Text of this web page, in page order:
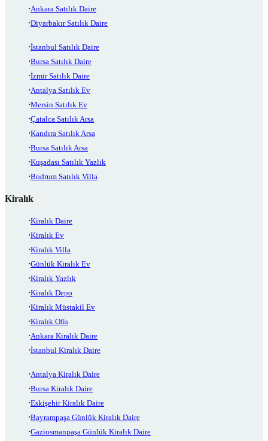
Ankara Satılık Daire
Diyarbakır Satılık Daire
İstanbul Satılık Daire
Bursa Satılık Daire
İzmir Satılık Daire
Antalya Satılık Ev
Mersin Satılık Ev
Çatalca Satılık Arsa
Kandıra Satılık Arsa
Bursa Satılık Arsa
Kuşadası Satılık Yazlık
Bodrum Satılık Villa
Kiralık
Kiralık Daire
Kiralık Ev
Kiralık Villa
Günlük Kiralık Ev
Kiralık Yazlık
Kiralık Depo
Kiralık Müstakil Ev
Kiralık Ofis
Ankara Kiralık Daire
İstanbul Kiralık Daire
Antalya Kiralık Daire
Bursa Kiralık Daire
Eskişehir Kiralık Daire
Bayrampaşa Günlük Kiralık Daire
Gaziosmanpaşa Günlük Kiralık Daire